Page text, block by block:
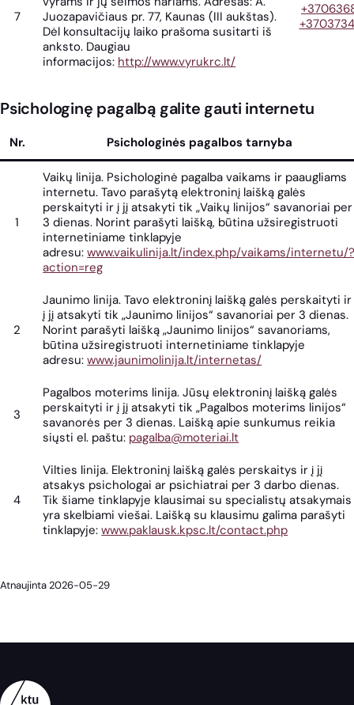
7
Juozapavičiaus pr. 77, Kaunas (III aukštas).
Dėl konsultacijų laiko prašoma susitarti iš
anksto. Daugiau
informacijos: http://www.vyrukrc.lt/
Psichologinę pagalbą galite gauti internetu
Nr. Psichologinės pagalbos tarnyba
1
Vaikų linija. Psichologinė pagalba vaikams ir paaugliams
internetu. Tavo parašytą elektroninį laišką galės
perskaityti ir į jį atsakyti tik „Vaikų linijos“ savanoriai per
3 dienas. Norint parašyti laišką, būtina užsiregistruoti
internetiniame tinklapyje
adresu:www.vaikulinija.lt/index.php/vaikams/internetu/
action=reg
2
Jaunimo linija. Tavo elektroninį laišką galės perskaityti ir
į jį atsakyti tik „Jaunimo linijos“ savanoriai per 3 dienas.
Norint parašyti laišką „Jaunimo linijos“ savanoriams,
būtina užsiregistruoti internetiniame tinklapyje
adresu:www.jaunimolinija.lt/internetas/
3
Pagalbos moterims linija. Jūsų elektroninį laišką galės
perskaityti ir į jį atsakyti tik „Pagalbos moterims linijos“
savanorės per 3 dienas. Laišką apie sunkumus reikia
siųsti el. paštu: pagalba@moteriai.lt
4
Vilties linija. Elektroninį laišką galės perskaitys ir į jį
atsakys psichologai ar psichiatrai per 3 darbo dienas.
Tik šiame tinklapyje klausimai su specialistų atsakymais
yra skelbiami viešai. Laišką su klausimu galima parašyti
tinklapyje:www.paklausk.kpsc.lt/contact.php
Atnaujinta 2026-05-29